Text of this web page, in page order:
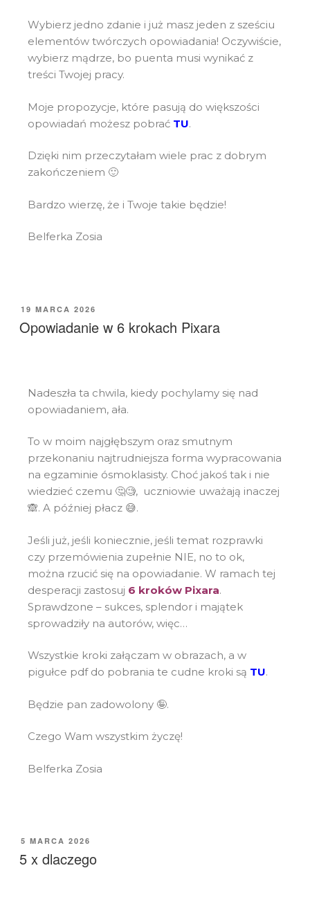
Wybierz jedno zdanie i już masz jeden z sześciu
elementów twórczych opowiadania! Oczywiście,
wybierz mądrze, bo puenta musi wynikać z
treści Twojej pracy.
Moje propozycje, które pasują do większości
opowiadań możesz pobrać TU.
Dzięki nim przeczytałam wiele prac z dobrym
zakończeniem 🙂
Bardzo wierzę, że i Twoje takie będzie!
Belferka Zosia
19 MARCA 2026
Opowiadanie w 6 krokach Pixara
Nadeszła ta chwila, kiedy pochylamy się nad
opowiadaniem, ała.
To w moim najgłębszym oraz smutnym
przekonaniu najtrudniejsza forma wypracowania
na egzaminie ósmoklasisty. Choć jakoś tak i nie
wiedzieć czemu 🤔🧐, uczniowie uważają inaczej
🙈. A później płacz 😅.
Jeśli już, jeśli koniecznie, jeśli temat rozprawki
czy przemówienia zupełnie NIE, no to ok,
można rzucić się na opowiadanie. W ramach tej
desperacji zastosuj 6 kroków Pixara.
Sprawdzone – sukces, splendor i majątek
sprowadziły na autorów, więc…
Wszystkie kroki załączam w obrazach, a w
pigułce pdf do pobrania te cudne kroki są TU.
Będzie pan zadowolony 🤪.
Czego Wam wszystkim życzę!
Belferka Zosia
5 MARCA 2026
5 x dlaczego